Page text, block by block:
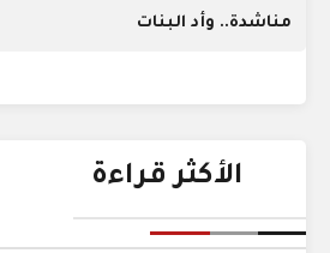
مناشدة.. وأد البنات
الأكثر قراءة